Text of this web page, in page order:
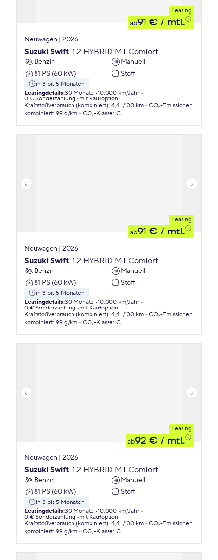
Leasing
ab91 € / mtl.
Neuwagen | 2026
Suzuki Swift 1.2 HYBRID MT Comfort
Benzin
Manuell
81 PS (60 kW)
Stoff
in 3 bis 5 Monaten
Leasingdetails:30 Monate 10.000 km/Jahr
0 € Sonderzahlung
mit Kaufoption
Kraftstoffverbrauch (kombiniert): 4,4 l/100 km
CO₂-Emissionen
kombiniert: 99 g/km CO₂-Klasse: C
Leasing
ab91 € / mtl.
Neuwagen | 2026
Suzuki Swift 1.2 HYBRID MT Comfort
Benzin
Manuell
81 PS (60 kW)
Stoff
in 3 bis 5 Monaten
Leasingdetails:30 Monate 10.000 km/Jahr
0 € Sonderzahlung
mit Kaufoption
Kraftstoffverbrauch (kombiniert): 4,4 l/100 km
CO₂-Emissionen
kombiniert: 99 g/km CO₂-Klasse: C
Leasing
ab92 € / mtl.
Neuwagen | 2026
Suzuki Swift 1.2 HYBRID MT Comfort
Benzin
Manuell
81 PS (60 kW)
Stoff
in 3 bis 5 Monaten
Leasingdetails:30 Monate 10.000 km/Jahr
0 € Sonderzahlung
mit Kaufoption
Kraftstoffverbrauch (kombiniert): 4,4 l/100 km
CO₂-Emissionen
kombiniert: 99 g/km CO₂-Klasse: C